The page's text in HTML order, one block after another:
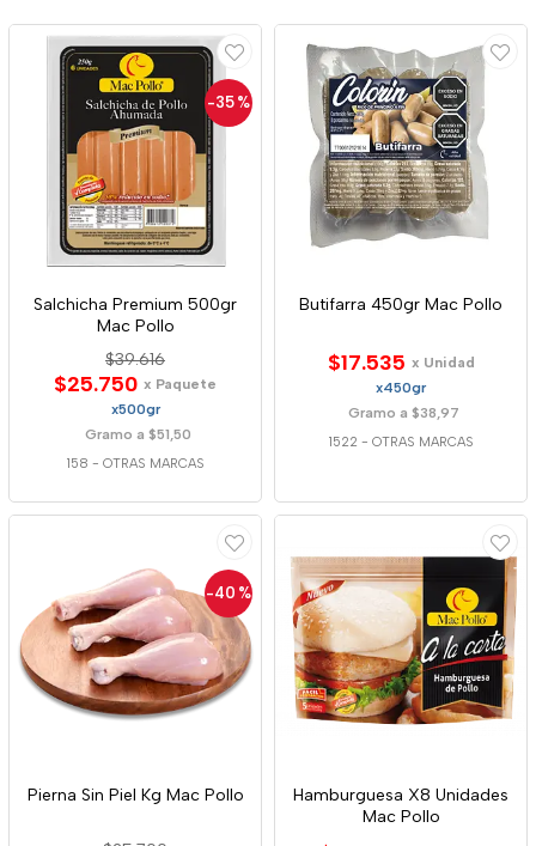
-35 %
Salchicha Premium 500gr
Mac Pollo
$39.616
$25.750 x Paquete
x500gr
Gramo a $51,50
158 - OTRAS MARCAS
Butifarra 450gr Mac Pollo
$17.535 x Unidad
x450gr
Gramo a $38,97
1522 - OTRAS MARCAS
-40 %
Pierna Sin Piel Kg Mac Pollo
Hamburguesa X8 Unidades
Mac Pollo